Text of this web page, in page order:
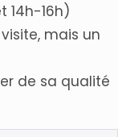
14h-16h)
mais un
de sa qualité